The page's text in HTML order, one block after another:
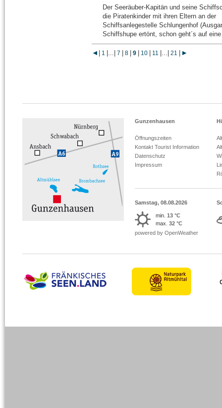
Der Seeräuber-Kapitän und seine
die Piratenkinder mit ihren Eltern an der
Schiffsanlegestelle Schlungenhof
Schiffshupe ertönt, schon geht´s auf
1 ... 7 8 9 10 11 ... 21
Gunzenhausen
Öffnungszeiten
Kontakt Tourist Information
Datenschutz
Impressum
Samstag, 08.08.2026
min. 13 °C
max. 32 °C
powered by OpenWeather